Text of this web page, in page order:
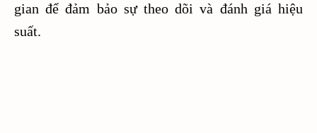
gian để đảm bảo sự theo dõi và đánh giá hiệu
suất.